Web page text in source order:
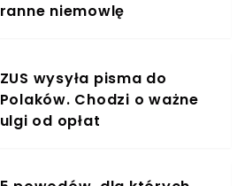
ranne niemowlę
ZUS wysyła pisma do
Polaków. Chodzi o ważne
ulgi od opłat